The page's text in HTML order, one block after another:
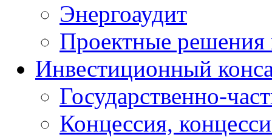
Энергоаудит
Проектные решения
Инвестиционный
Государственно-
Концессия,